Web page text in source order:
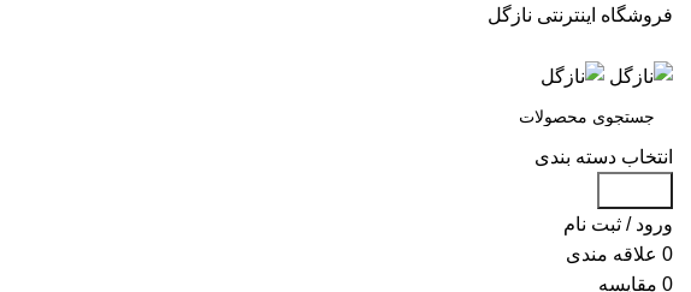
فروشگاه اینترنتی نازگل
انتخاب دسته بندی
ورود / ثبت نام
0 علاقه مندی
0 مقایسه